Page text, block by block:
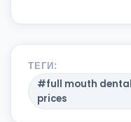
ТЕГИ:
#full mouth
prices